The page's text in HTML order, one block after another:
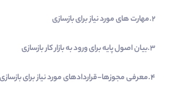
2.مهارت های مورد نیاز برای بازسازی
3.بیان اصول پایه برای ورود به بازار کار بازسازی
4.معرفی مجوزها-قراردادهای مورد نیاز برای بازسازی